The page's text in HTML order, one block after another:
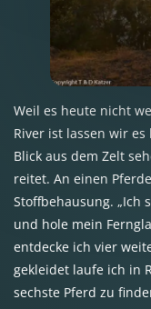
Weil es heute nicht
River ist lassen wir
Blick aus dem Zelt
reitet. An einen
Stoffbehausung. „Ich
und hole mein
entdecke ich vier
gekleidet laufe ich in
sechste Pferd zu